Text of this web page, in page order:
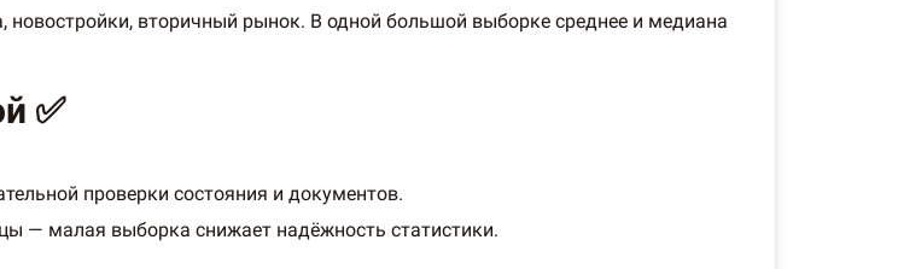
новостройки, вторичный рынок. В одной большой выборке среднее и медиана
✅
проверки состояния и документов.
— малая выборка снижает надёжность статистики.